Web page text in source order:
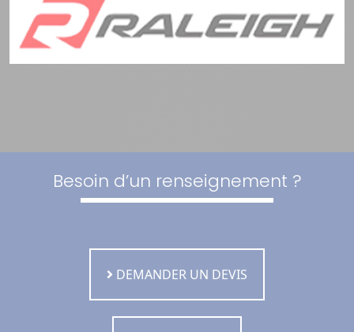
Besoin d’un renseignement ?
DEMANDER UN DEVIS